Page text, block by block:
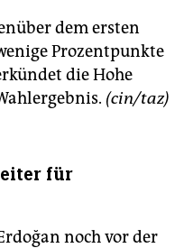
dem ersten
Prozentpunkte
die Hohe
(cin/taz)
für
noch vor der